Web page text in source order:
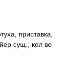
приставка,
сущ., кол во